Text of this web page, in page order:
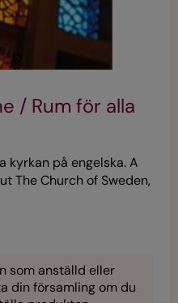
/ Rum för alla
kyrkan på engelska. A
The Church of Sweden,
som anställd eller
din församling om du